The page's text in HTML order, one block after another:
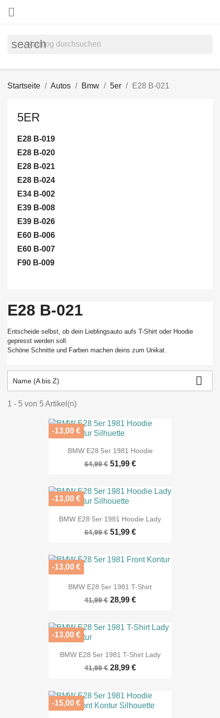

search
Startseite Autos Bmw 5er E28 B-021
5ER
E28 B-019
E28 B-020
E28 B-021
E28 B-024
E34 B-002
E39 B-008
E39 B-026
E60 B-006
E60 B-007
F90 B-009
E28 B-021
Entscheide selbst, ob dein Lieblingsauto aufs T-Shirt oder Hoodie
gepresst werden soll.
Schöne Schnitte und Farben machen deins zum Unikat.
Name (A bis Z) 
1 - 5 von 5 Artikel(n)
BMW E28 5er 1981 Hoodie
64,99 € 51,99 €
-13,00 €
BMW E28 5er 1981 Hoodie Lady
64,99 € 51,99 €
-13,00 €
BMW E28 5er 1981 T-Shirt
41,99 € 28,99 €
-13,00 €
BMW E28 5er 1981 T-Shirt Lady
41,99 € 28,99 €
-13,00 €
-15,00 €